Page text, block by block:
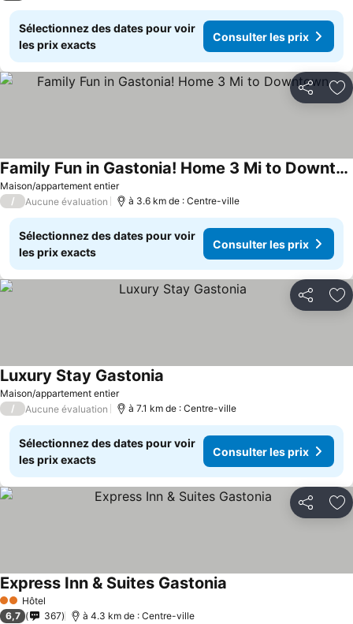
Sélectionnez des dates pour voir
les prix exacts
Consulter les prix
Partager
Maison/appartement entier
Family Fun in Gastonia! Home 3 Mi to Downtown
/ Aucune évaluation à 3.6 km de : Centre-ville
Sélectionnez des dates pour voir
les prix exacts
Consulter les prix
Partager
Maison/appartement entier
Luxury Stay Gastonia
/ Aucune évaluation à 7.1 km de : Centre-ville
Sélectionnez des dates pour voir
les prix exacts
Consulter les prix
Partager
2 Étoiles
Hôtel
Express Inn & Suites Gastonia
6,7 367 à 4.3 km de : Centre-ville